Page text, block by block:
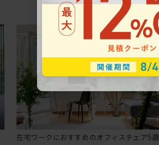
在宅ワークにおすすめのオフィスチェア5選